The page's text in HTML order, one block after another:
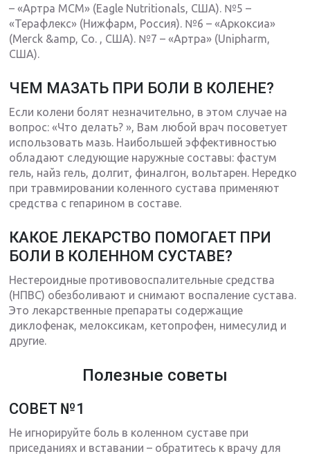
– «Артра МСМ» (Eagle Nutritionals, США). №5 –
«Терафлекс» (Нижфарм, Россия). №6 – «Аркоксиа»
(Merck &amp, Co. , США). №7 – «Артра» (Unipharm,
США).
ЧЕМ МАЗАТЬ ПРИ БОЛИ В КОЛЕНЕ?
Если колени болят незначительно, в этом случае на
вопрос: «Что делать? », Вам любой врач посоветует
использовать мазь. Наибольшей эффективностью
обладают следующие наружные составы: фастум
гель, найз гель, долгит, финалгон, вольтарен. Нередко
при травмировании коленного сустава применяют
средства с гепарином в составе.
КАКОЕ ЛЕКАРСТВО ПОМОГАЕТ ПРИ
БОЛИ В КОЛЕННОМ СУСТАВЕ?
Нестероидные противовоспалительные средства
(НПВС) обезболивают и снимают воспаление сустава.
Это лекарственные препараты содержащие
диклофенак, мелоксикам, кетопрофен, нимесулид и
другие.
Полезные советы
СОВЕТ №1
Не игнорируйте боль в коленном суставе при
приседаниях и вставании – обратитесь к врачу для